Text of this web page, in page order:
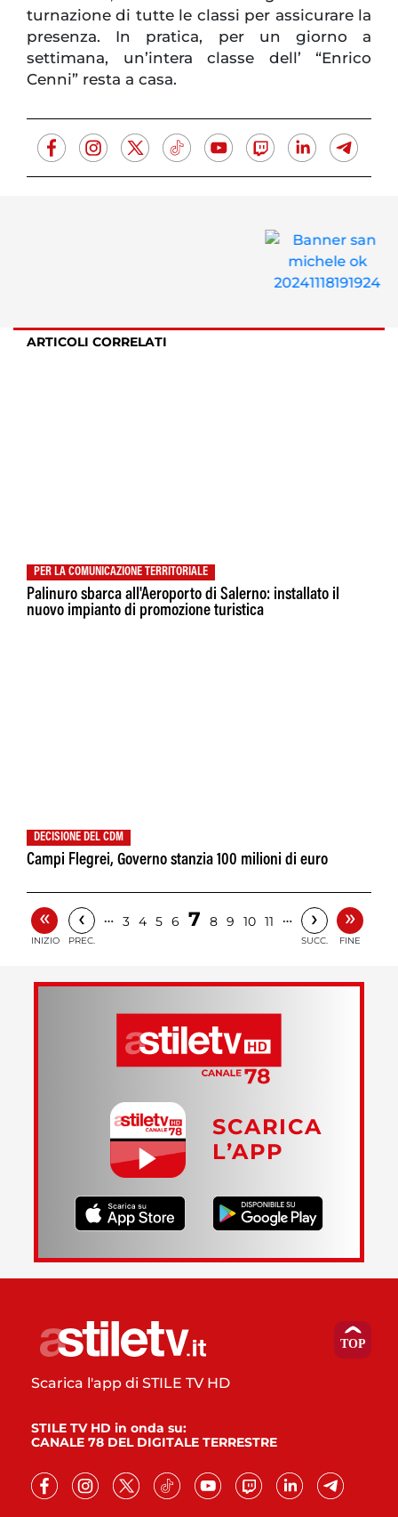
turnazione di tutte le classi per assicurare la
presenza. In pratica, per un giorno a
settimana, un’intera classe dell’ “Enrico
Cenni” resta a casa.
ARTICOLI CORRELATI
PER LA COMUNICAZIONE TERRITORIALE
Palinuro sbarca all'Aeroporto di Salerno: installato il
nuovo impianto di promozione turistica
DECISIONE DEL CDM
Campi Flegrei, Governo stanzia 100 milioni di euro
«
INIZIO
‹
PREC.
… 3 4 5 6 7 8 9 10 11 … ›
SUCC.
»
FINE
SCARICA
L’APP
Scarica l'app di STILE TV HD
STILE TV HD in onda su:
CANALE 78 DEL DIGITALE TERRESTRE